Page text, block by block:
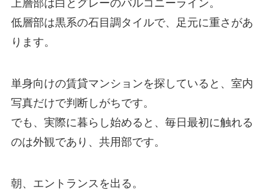
上層部は白とグレーのバルコニーライン。
低層部は黒系の石目調タイルで、足元に重さがあ
ります。
単身向けの賃貸マンションを探していると、室内
写真だけで判断しがちです。
でも、実際に暮らし始めると、毎日最初に触れる
のは外観であり、共用部です。
朝、エントランスを出る。